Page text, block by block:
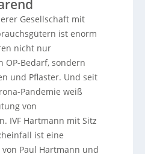
Gesellschaft mit
ist enorm
nicht nur
Bedarf, sondern
und Pflaster. Und seit
Pandemie weiß
von
IVF Hartmann mit Sitz
ist eine
Paul Hartmann und